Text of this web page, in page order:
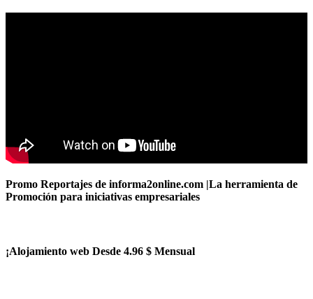
Promo Reportajes de informa2online.com |La herramienta de
Promoción para iniciativas empresariales
¡Alojamiento web Desde 4.96 $ Mensual